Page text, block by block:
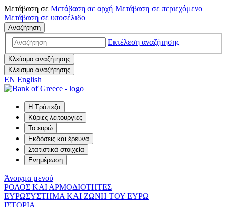
Μετάβαση σε Μετάβαση σε αρχή Μετάβαση σε περιεχόμενο
Μετάβαση σε υποσέλιδο
Αναζήτηση
Εκτέλεση αναζήτησης
Κλείσιμο αναζήτησης
Κλείσιμο αναζήτησης
EN English
Η Τράπεζα
Κύριες λειτουργίες
Το ευρώ
Εκδόσεις και έρευνα
Στατιστικά στοιχεία
Ενημέρωση
Άνοιγμα μενού
ΡΟΛΟΣ ΚΑΙ ΑΡΜΟΔΙΟΤΗΤΕΣ
ΕΥΡΩΣΥΣΤΗΜΑ ΚΑΙ ΖΩΝΗ ΤΟΥ ΕΥΡΩ
ΙΣΤΟΡΙΑ